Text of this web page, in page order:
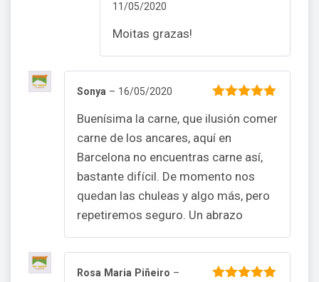
11/05/2020
Moitas grazas!
Sonya – 16/05/2020
Buenísima la carne, que ilusión comer
carne de los ancares, aquí en
Barcelona no encuentras carne así,
bastante difícil. De momento nos
quedan las chuleas y algo más, pero
repetiremos seguro. Un abrazo
Rosa Maria Piñeiro –